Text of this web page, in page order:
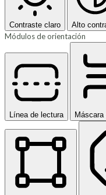
Contraste claro Alto
Módulos de orientación
Línea de lectura